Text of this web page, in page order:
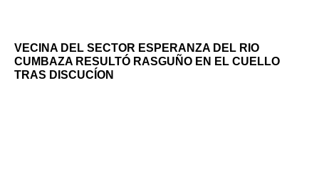
VECINA DEL SECTOR ESPERANZA DEL RIO
CUMBAZA RESULTÓ RASGUÑO EN EL CUELLO
TRAS DISCUCÍON